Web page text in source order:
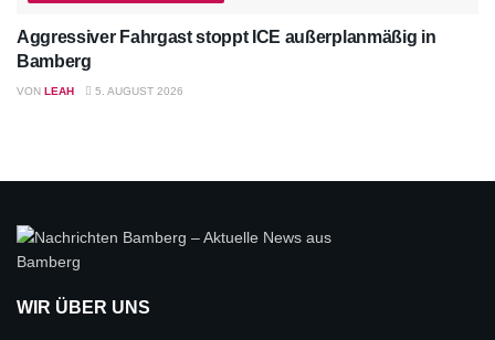
Aggressiver Fahrgast stoppt ICE außerplanmäßig in
Bamberg
VON LEAH 5. AUGUST 2026
WIR ÜBER UNS